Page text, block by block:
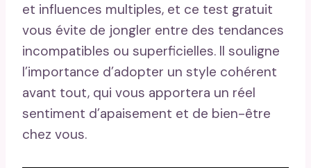
et influences multiples, et ce test gratuit
vous évite de jongler entre des tendances
incompatibles ou superficielles. Il souligne
l’importance d’adopter un style cohérent
avant tout, qui vous apportera un réel
sentiment d’apaisement et de bien-être
chez vous.